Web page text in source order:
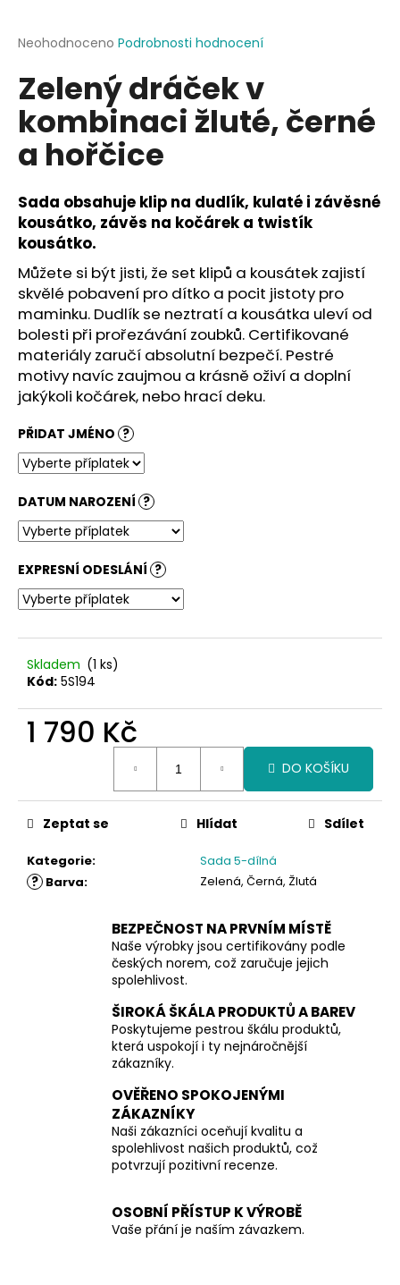
Průměrné
produktu
je
0,0
5
hvězdiček.
Neohodnoceno Podrobnosti hodnocení
Zelený dráček v
kombinaci žluté, černé
a hořčice
Sada obsahuje klip na dudlík, kulaté i závěsné
kousátko, závěs na kočárek a twistík
kousátko.
Můžete si být jisti, že set klipů a kousátek zajistí
skvělé pobavení pro dítko a pocit jistoty pro
maminku. Dudlík se neztratí a kousátka uleví od
bolesti při prořezávání zoubků. Certifikované
materiály zaručí absolutní bezpečí. Pestré
motivy navíc zaujmou a krásně oživí a doplní
jakýkoli kočárek, nebo hrací deku.
PŘIDAT JMÉNO ?
DATUM NAROZENÍ ?
EXPRESNÍ ODESLÁNÍ ?
Skladem (1 ks)
Kód: 5S194
1 790 Kč
DO KOŠÍKU
Kategorie: Sada 5-dílná
? Barva: Zelená, Černá, Žlutá
Zeptat se Hlídat Sdílet
BEZPEČNOST NA PRVNÍM MÍSTĚ
Naše výrobky jsou certifikovány podle
českých norem, což zaručuje jejich
spolehlivost.
ŠIROKÁ ŠKÁLA PRODUKTŮ A BAREV
Poskytujeme pestrou škálu produktů,
která uspokojí i ty nejnáročnější
zákazníky.
OVĚŘENO SPOKOJENÝMI
ZÁKAZNÍKY
Naši zákazníci oceňují kvalitu a
spolehlivost našich produktů, což
potvrzují pozitivní recenze.
OSOBNÍ PŘÍSTUP K VÝROBĚ
Vaše přání je naším závazkem.
j
t
?
HLEDAT
D
o
p
o
r
u
č
u
j
e
m
e